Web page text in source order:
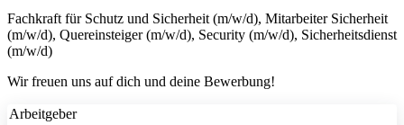
Fachkraft für Schutz und Sicherheit (m/w/d), Mitarbeiter Sicherheit
(m/w/d), Quereinsteiger (m/w/d), Security (m/w/d), Sicherheitsdienst
(m/w/d)
Wir freuen uns auf dich und deine Bewerbung!
Arbeitgeber